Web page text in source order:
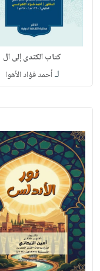
كتاب الكندى إلى ال
لـأحمد فؤاد الأهوا